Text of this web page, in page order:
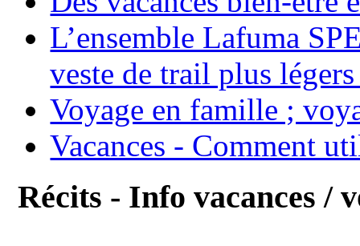
L’ensemble Lafuma
veste de trail plus
Voyage en famille ;
Vacances - Comment
Récits - Info vacances /